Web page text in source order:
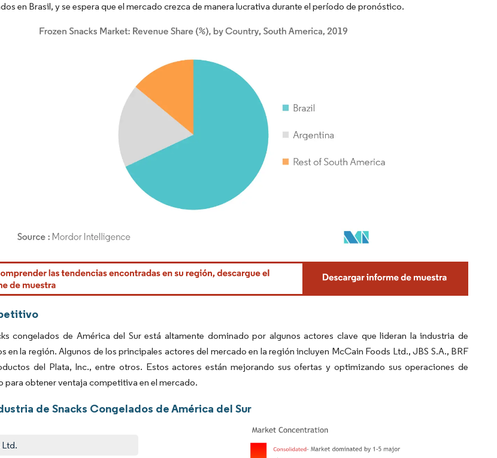
en Brasil, y se espera que el mercado crezca de manera lucrativa durante el período de pronóstico.
El uso requiere atribución según CC BY 4.0.
congelados de América del Sur está altamente dominado por algunos actores clave que lideran la industria de
en la región. Algunos de los principales actores del mercado en la región incluyen McCain Foods Ltd., JBS S.A., BRF
del Plata, Inc., entre otros. Estos actores están mejorando sus ofertas y optimizando sus operaciones de
para obtener ventaja competitiva en el mercado.
de Snacks Congelados de América del Sur